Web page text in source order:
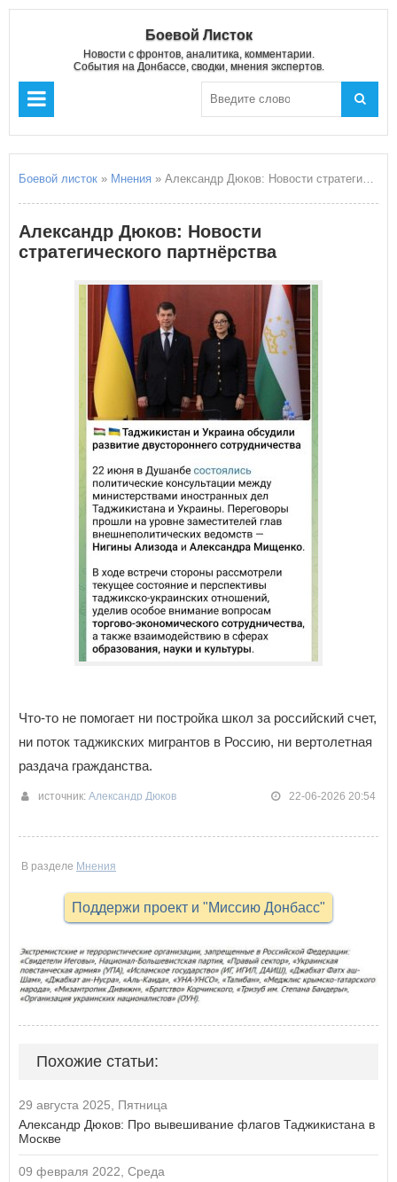
Боевой Листок
Новости с фронтов, аналитика, комментарии.
События на Донбассе, сводки, мнения экспертов.
Боевой листок » Мнения » Александр Дюков: Новости стратегического партнёрства
Александр Дюков: Новости
стратегического партнёрства
Что-то не помогает ни постройка школ за российский счет,
ни поток таджикских мигрантов в Россию, ни вертолетная
раздача гражданства.
источник: Александр Дюков 22-06-2026 20:54
В разделе Мнения
Поддержи проект и "Миссию Донбасс"
Похожие статьи:
29 августа 2025, Пятница
Александр Дюков: Про вывешивание флагов Таджикистана в
Москве
09 февраля 2022, Среда